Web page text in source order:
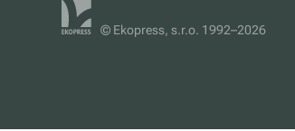
© Ekopress, s.r.o. 1992–2026